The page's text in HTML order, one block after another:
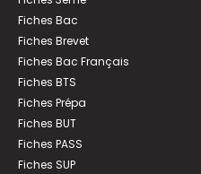
Fiches Bac
Fiches Brevet
Fiches Bac Français
Fiches BTS
Fiches Prépa
Fiches BUT
Fiches PASS
Fiches SUP